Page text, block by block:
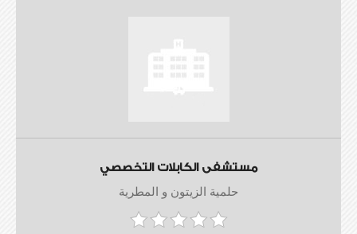
مستشفى الكابلات التخصصي
حلمية الزيتون و المطرية